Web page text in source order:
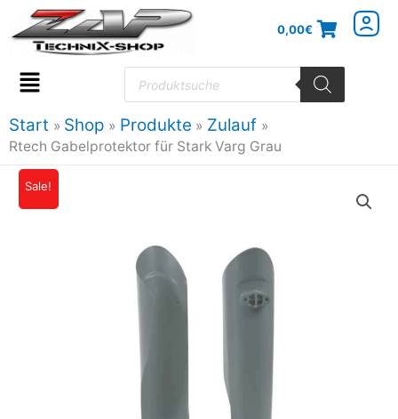
Inhalt
springen
0,00€
Flyout
Menu
Products
search
Start Shop Produkte Zulauf
Rtech Gabelprotektor für Stark Varg Grau
Sale!
war:
28,36€
Aktueller
ist: